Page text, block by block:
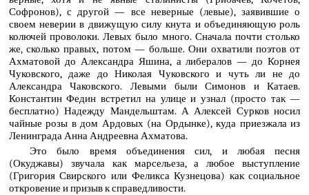
Софронов), с другой — все неверные (левые), заявившие о
своем неверии в движущую силу кнута и объединяющую роль
колючей проволоки. Левых было много. Сначала почти столько
же, сколько правых, потом — больше. Они охватили поэтов от
Ахматовой до Александра Яшина, а либералов — до Корнея
Чуковского, даже до Николая Чуковского и чуть ли не до
Александра Чаковского. Левыми были Симонов и Катаев.
Константин Федин встретил на улице и узнал (просто так —
бесплатно) Надежду Мандельштам. А Алексей Сурков носил
чайные розы в дом Ардовых (на Ордынке), куда приезжала из
Ленинграда Анна Андреевна Ахматова.
Это было время объединения сил, и любая песня
(Окуджавы) звучала как марсельеза, а любое выступление
(Григория Свирского или Феликса Кузнецова) как социальное
откровение и призыв к справедливости.